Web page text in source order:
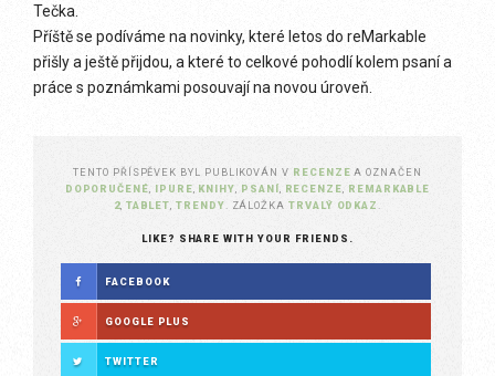
Tečka.
Příště se podíváme na novinky, které letos do reMarkable
přišly a ještě přijdou, a které to celkové pohodlí kolem psaní a
práce s poznámkami posouvají na novou úroveň.
TENTO PŘÍSPĚVEK BYL PUBLIKOVÁN V RECENZE A OZNAČEN
DOPORUČENÉ
IPURE KNIHY PSANÍ RECENZE
REMARKABLE
2, TABLET ,TRENDY . ZÁLOŽKATRVALÝ ODKAZ
LIKE? SHARE WITH YOUR FRIENDS.
FACEBOOK
GOOGLE PLUS
TWITTER